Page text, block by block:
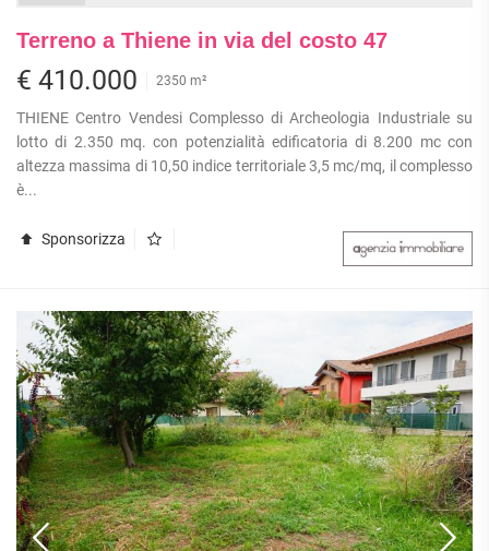
Terreno a Thiene in via del costo 47
€ 410.000 2350 m²
THIENE Centro Vendesi Complesso di Archeologia Industriale su
lotto di 2.350 mq. con potenzialità edificatoria di 8.200 mc con
altezza massima di 10,50 indice territoriale 3,5 mc/mq, il complesso
è...
Sponsorizza